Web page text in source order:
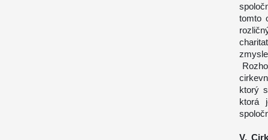
tomto
ktorý
ktorá
V.